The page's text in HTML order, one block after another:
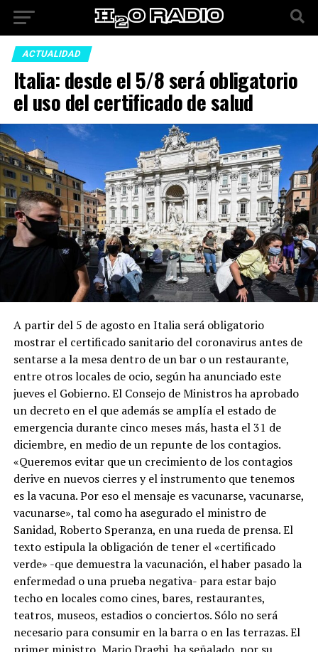
ACTUALIDAD
Italia: desde el 5/8 será obligatorio
el uso del certificado de salud
A partir del 5 de agosto en Italia será obligatorio
mostrar el certificado sanitario del coronavirus antes de
sentarse a la mesa dentro de un bar o un restaurante,
entre otros locales de ocio, según ha anunciado este
jueves el Gobierno. El Consejo de Ministros ha aprobado
un decreto en el que además se amplía el estado de
emergencia durante cinco meses más, hasta el 31 de
diciembre, en medio de un repunte de los contagios.
«Queremos evitar que un crecimiento de los contagios
derive en nuevos cierres y el instrumento que tenemos
es la vacuna. Por eso el mensaje es vacunarse, vacunarse,
vacunarse», tal como ha asegurado el ministro de
Sanidad, Roberto Speranza, en una rueda de prensa. El
texto estipula la obligación de tener el «certificado
verde» -que demuestra la vacunación, el haber pasado la
enfermedad o una prueba negativa- para estar bajo
techo en locales como cines, bares, restaurantes,
teatros, museos, estadios o conciertos. Sólo no será
necesario para consumir en la barra o en las terrazas. El